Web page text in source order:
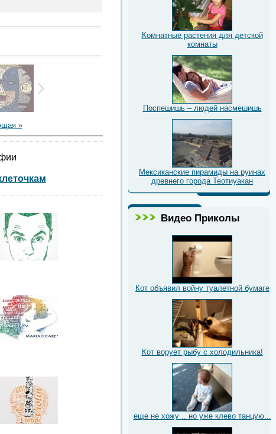
»
Комнатные растения для детской
комнаты
Поспешишь – людей насмешишь
Мексиканские пирамиды на руинах
древнего города Теотиуакан
Видео Приколы
Кот объявил войну туалетной бумаге
Кот ворует рыбу с холодильника!
еще не хожу .. но уже клево танцую...